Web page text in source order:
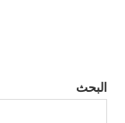
البحث